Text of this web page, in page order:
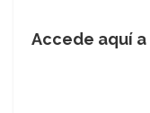
Accede aquí